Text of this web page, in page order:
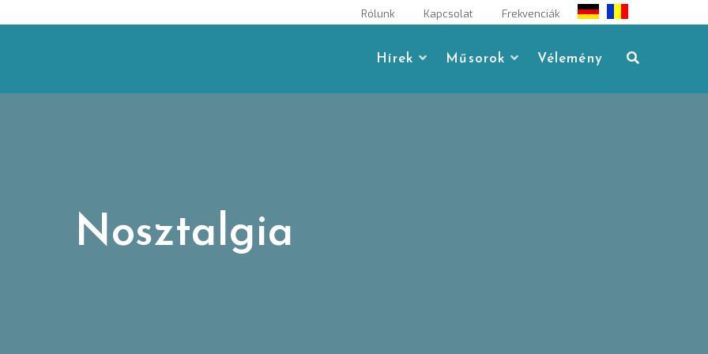
Rólunk Kapcsolat Frekvenciák
Hírek Műsorok Vélemény
Nosztalgia